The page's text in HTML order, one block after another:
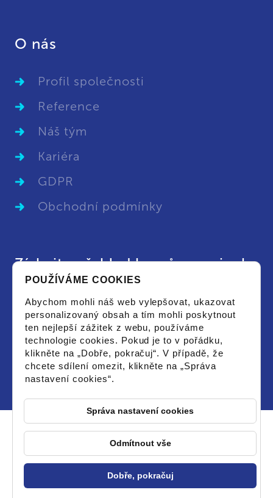
O nás
Profil společnosti
Reference
Náš tým
Kariéra
GDPR
Obchodní podmínky
Získejte přehled kurzů a novinek
či novinkami a souhlasím se zpracováním
osobních údajů pro tyto účely.
© 2026 PCstorm - Všechna práva vyhrazena
Změnit nastavení cookies
Vytvořil OLC Webdesign
POUŽÍVÁME COOKIES
Abychom mohli náš web vylepšovat, ukazovat
personalizovaný obsah a tím mohli poskytnout
ten nejlepší zážitek z webu, používáme
technologie cookies. Pokud je to v pořádku,
klikněte na „Dobře, pokračuj“. V případě, že
chcete sdílení omezit, klikněte na „Správa
nastavení cookies“.
Správa nastavení cookies
Odmítnout vše
Dobře, pokračuj